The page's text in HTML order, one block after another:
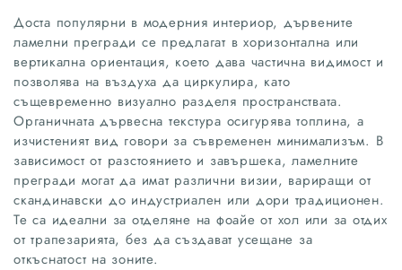
Доста популярни в модерния интериор, дървените
ламелни прегради се предлагат в хоризонтална или
вертикална ориентация, което дава частична видимост и
позволява на въздуха да циркулира, като
същевременно визуално разделя пространствата.
Органичната дървесна текстура осигурява топлина, а
изчистеният вид говори за съвременен минимализъм. В
зависимост от разстоянието и завършека, ламелните
прегради могат да имат различни визии, вариращи от
скандинавски до индустриален или дори традиционен.
Те са идеални за отделяне на фоайе от хол или за отдих
от трапезарията, без да създават усещане за
откъснатост на зоните.